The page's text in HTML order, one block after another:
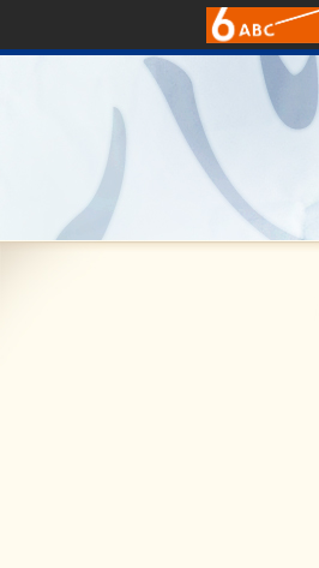
アナウンサー